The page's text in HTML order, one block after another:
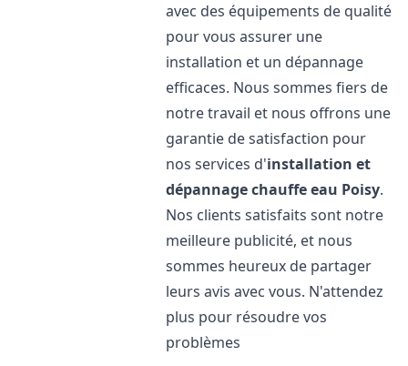
avec des équipements de qualité
pour vous assurer une
installation et un dépannage
efficaces. Nous sommes fiers de
notre travail et nous offrons une
garantie de satisfaction pour
nos services d'installation et
dépannage chauffe eau Poisy.
Nos clients satisfaits sont notre
meilleure publicité, et nous
sommes heureux de partager
leurs avis avec vous. N'attendez
plus pour résoudre vos
problèmes